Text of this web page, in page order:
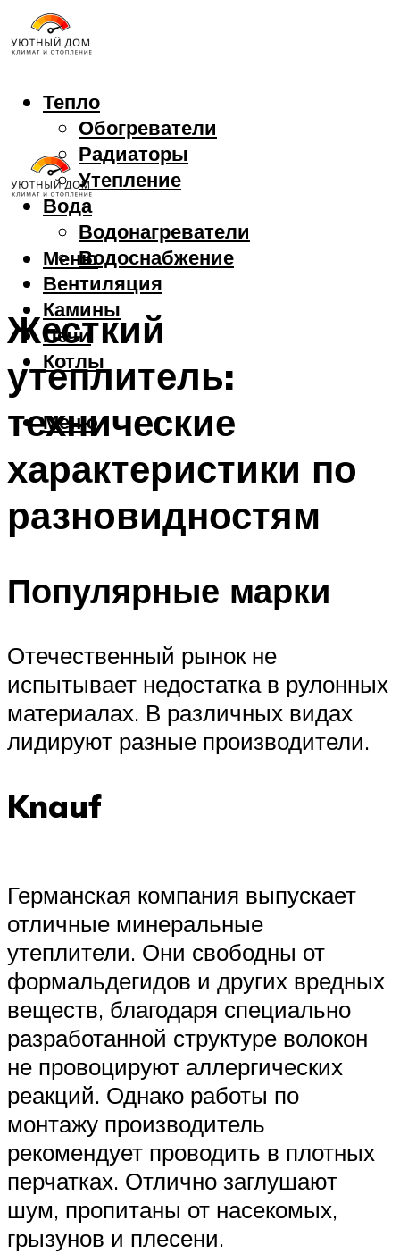
Тепло
Обогреватели
Радиаторы
Утепление
Вода
Водонагреватели
Водоснабжение
Вентиляция
Камины
Печи
Котлы
Меню
Меню
Жесткий
утеплитель:
технические
характеристики по
разновидностям
Популярные марки
Отечественный рынок не
испытывает недостатка в рулонных
материалах. В различных видах
лидируют разные производители.
Knauf
Германская компания выпускает
отличные минеральные
утеплители. Они свободны от
формальдегидов и других вредных
веществ, благодаря специально
разработанной структуре волокон
не провоцируют аллергических
реакций. Однако работы по
монтажу производитель
рекомендует проводить в плотных
перчатках. Отлично заглушают
шум, пропитаны от насекомых,
грызунов и плесени.